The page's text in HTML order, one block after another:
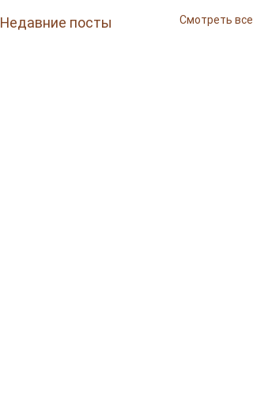
Недавние посты Смотреть все